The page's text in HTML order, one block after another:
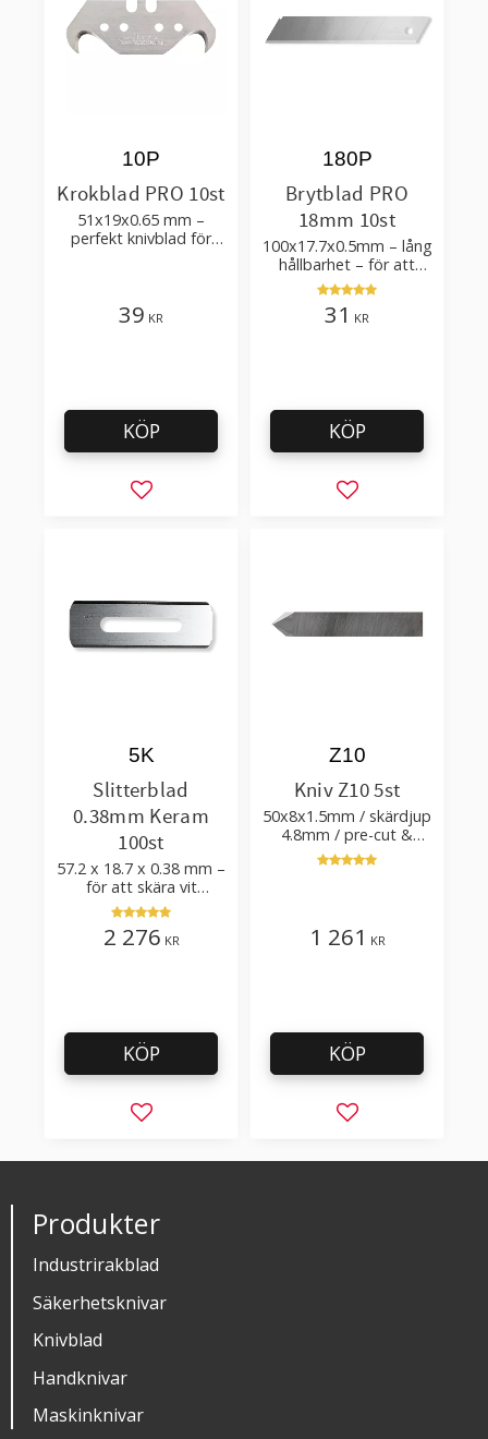
Krokblad PRO 10st
51x19x0.65 mm –
perfekt knivblad för
10P
39 KR
Lägg till i favoriter
KÖP
Brytblad PRO
18mm 10st
100x17.7x0.5mm – lång
hållbarhet – för att
skära kartong, tapet
och golvmaterial
180P
31 KR
Lägg till i
KÖP
Slitterblad
0.38mm Keram
100st
57.2 x 18.7 x 0.38 mm –
för att skära vit
plastfilm med tillsatser
5K
2 276 KR
Lägg till i favoriter
KÖP
Kniv Z10 5st
50x8x1.5mm / skärdjup
4.8mm / pre-cut &
post-cut 0.84xTm /
skärvinkel 50°
Z10
1 261 KR
Lägg till i
KÖP
Produkter
Industrirakblad
Säkerhetsknivar
Knivblad
Handknivar
Maskinknivar